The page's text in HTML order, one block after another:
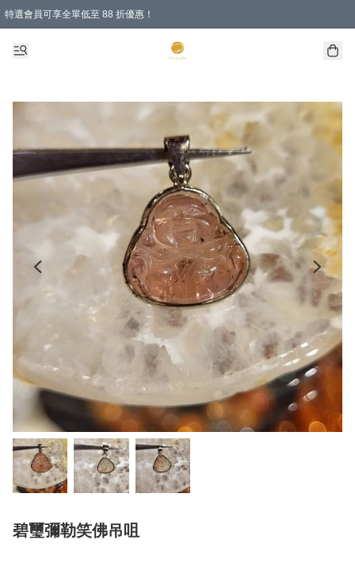
特選會員可享全單低至 88 折優惠！
碧璽彌勒笑佛吊咀